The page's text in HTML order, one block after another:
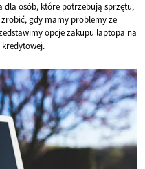
osób, które potrzebują sprzętu,
gdy mamy problemy ze
opcje zakupu laptopa na